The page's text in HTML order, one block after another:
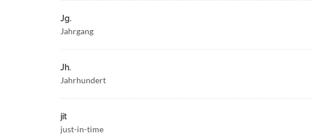
Jg.
Jahrgang
Jh.
Jahrhundert
jit
just-in-time